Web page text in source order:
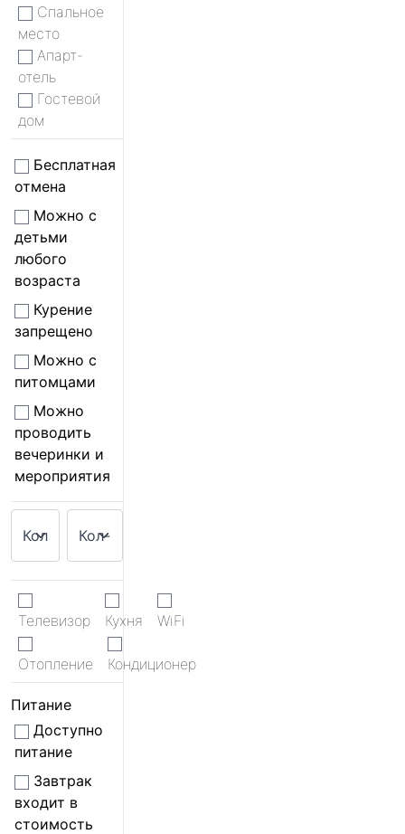
Спальное
место
Апарт-
отель
Гостевой
дом
Бесплатная
отмена
Можно с
детьми
любого
возраста
Курение
запрещено
Можно с
питомцами
Можно
проводить
вечеринки и
мероприятия
Телевизор Кухня WiFi
Отопление Кондиционер
Питание
Доступно
питание
Завтрак
входит в
стоимость